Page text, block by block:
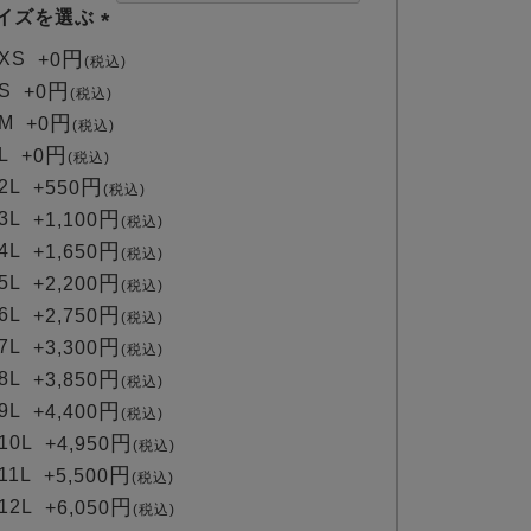
ズを選ぶ
(
)
+0 税込
+0 税込
+0 税込
+0 税込
+550 税込
+1,100 税込
+1,650 税込
+2,200 税込
+2,750 税込
+3,300 税込
+3,850 税込
+4,400 税込
+4,950 税込
+5,500 税込
+6,050 税込